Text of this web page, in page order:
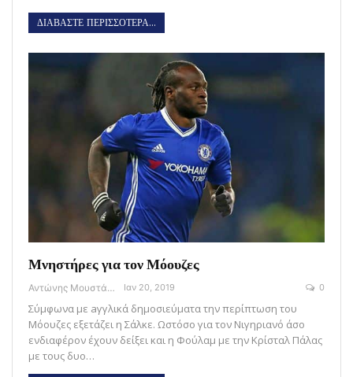
ΔΙΑΒΑΣΤΕ ΠΕΡΙΣΣΟΤΕΡΑ...
Μνηστήρες για τον Μόουζες
Αντώνης Μουστάκας Ιαν 20, 2019 0
Σύμφωνα με aγγλικά δημοσιεύματα την περίπτωση του
Μόουζες εξετάζει η Σάλκε. Ωστόσο για τον Νιγηριανό άσο
ενδιαφέρον έχουν δείξει και η Φούλαμ με την Κρίσταλ Πάλας
με τους δυο…